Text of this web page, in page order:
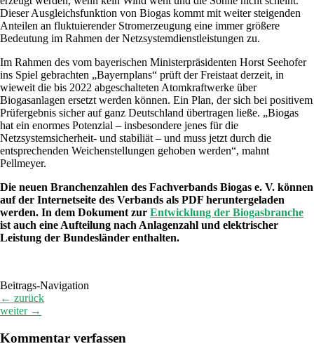
Dieser Ausgleichsfunktion von Biogas kommt mit weiter steigenden
Anteilen an fluktuierender Stromerzeugung eine immer größere
Bedeutung im Rahmen der Netzsystemdienstleistungen zu.
Im Rahmen des vom bayerischen Ministerpräsidenten Horst Seehofer
ins Spiel gebrachten „Bayernplans“ prüft der Freistaat derzeit, in
wieweit die bis 2022 abgeschalteten Atomkraftwerke über
Biogasanlagen ersetzt werden können. Ein Plan, der sich bei positivem
Prüfergebnis sicher auf ganz Deutschland übertragen ließe. „Biogas
hat ein enormes Potenzial – insbesondere jenes für die
Netzsystemsicherheit- und stabiliät – und muss jetzt durch die
entsprechenden Weichenstellungen gehoben werden“, mahnt
Pellmeyer.
Die neuen Branchenzahlen des Fachverbands Biogas e. V. können
auf der Internetseite des Verbands als PDF heruntergeladen
werden. In dem Dokument zur Entwicklung der Biogasbranche
ist auch eine Aufteilung nach Anlagenzahl und elektrischer
Leistung der Bundesländer enthalten.
Beitrags-Navigation
← zurück
weiter →
Kommentar verfassen